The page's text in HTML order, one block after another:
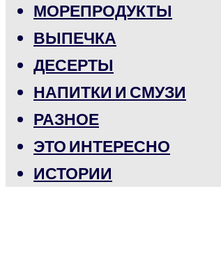
МОРЕПРОДУКТЫ
ВЫПЕЧКА
ДЕСЕРТЫ
НАПИТКИ И СМУЗИ
РАЗНОЕ
ЭТО ИНТЕРЕСНО
ИСТОРИИ